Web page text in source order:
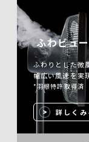
ふわビュ
ふわりとした微
幅広い風速を実
*羽根特許取得済
詳しくみ